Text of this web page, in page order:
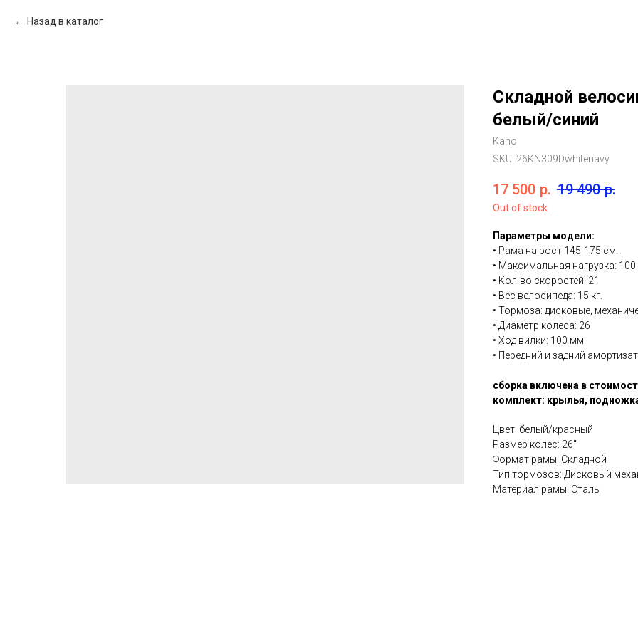
Назад в каталог
Складной
белый/синий
Kano
SKU: 26KN309Dwhitenavy
17 500 р. 19 490 р.
Out of stock
Параметры модели:
• Рама на рост 145-175 см.
• Максимальная нагрузка: 100
• Кол-во скоростей: 21
• Вес велосипеда: 15 кг.
• Тормоза: дисковые,
• Диаметр колеса: 26
• Ход вилки: 100 мм
• Передний и задний
сборка включена в
комплект: крылья,
Цвет: белый/красный
Размер колес: 26''
Формат рамы: Складной
Тип тормозов: Дисковый
Материал рамы: Сталь